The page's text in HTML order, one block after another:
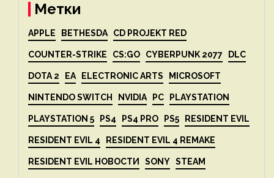
Метки
APPLE BETHESDA CD PROJEKT RED
COUNTER-STRIKE CS:GO CYBERPUNK 2077 DLC
DOTA 2 EA ELECTRONIC ARTS MICROSOFT
NINTENDO SWITCH NVIDIA PC PLAYSTATION
PLAYSTATION 5 PS4 PS4 PRO PS5 RESIDENT EVIL
RESIDENT EVIL 4 RESIDENT EVIL 4 REMAKE
RESIDENT EVIL НОВОСТИ SONY STEAM